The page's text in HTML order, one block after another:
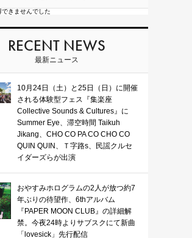
きませんでした
RECENT NEWS
最新ニュース
10月24日（土）と25日（日）に開催
される体験型フェス『集楽座
Collective Sounds & Cultures』に
Summer Eye、滞空時間 Taikuh
Jikang、CHO CO PA CO CHO CO
QUIN QUIN、Ｔ字路s、民謡クルセ
イダーズらが出演
おやすみホログラムの2人が放つ約7
年ぶりの待望作、6thアルバム
『PAPER MOON CLUB』の詳細解
禁。今夜24時よりサブスクにて新曲
「lovesick」先行配信